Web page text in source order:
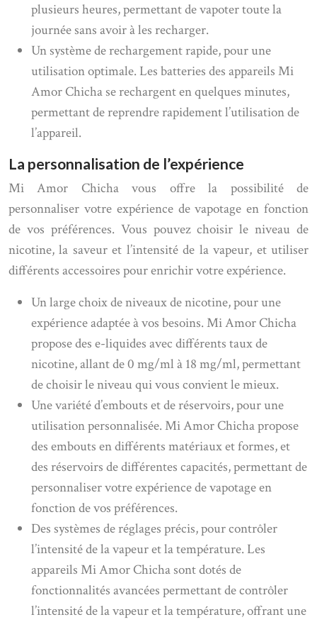
plusieurs heures, permettant de vapoter toute la
journée sans avoir à les recharger.
Un système de rechargement rapide, pour une
utilisation optimale. Les batteries des appareils Mi
Amor Chicha se rechargent en quelques minutes,
permettant de reprendre rapidement l’utilisation de
l’appareil.
La personnalisation de l’expérience
Mi Amor Chicha vous offre la possibilité de
personnaliser votre expérience de vapotage en fonction
de vos préférences. Vous pouvez choisir le niveau de
nicotine, la saveur et l’intensité de la vapeur, et utiliser
différents accessoires pour enrichir votre expérience.
Un large choix de niveaux de nicotine, pour une
expérience adaptée à vos besoins. Mi Amor Chicha
propose des e-liquides avec différents taux de
nicotine, allant de 0 mg/ml à 18 mg/ml, permettant
de choisir le niveau qui vous convient le mieux.
Une variété d’embouts et de réservoirs, pour une
utilisation personnalisée. Mi Amor Chicha propose
des embouts en différents matériaux et formes, et
des réservoirs de différentes capacités, permettant de
personnaliser votre expérience de vapotage en
fonction de vos préférences.
Des systèmes de réglages précis, pour contrôler
l’intensité de la vapeur et la température. Les
appareils Mi Amor Chicha sont dotés de
fonctionnalités avancées permettant de contrôler
l’intensité de la vapeur et la température, offrant une